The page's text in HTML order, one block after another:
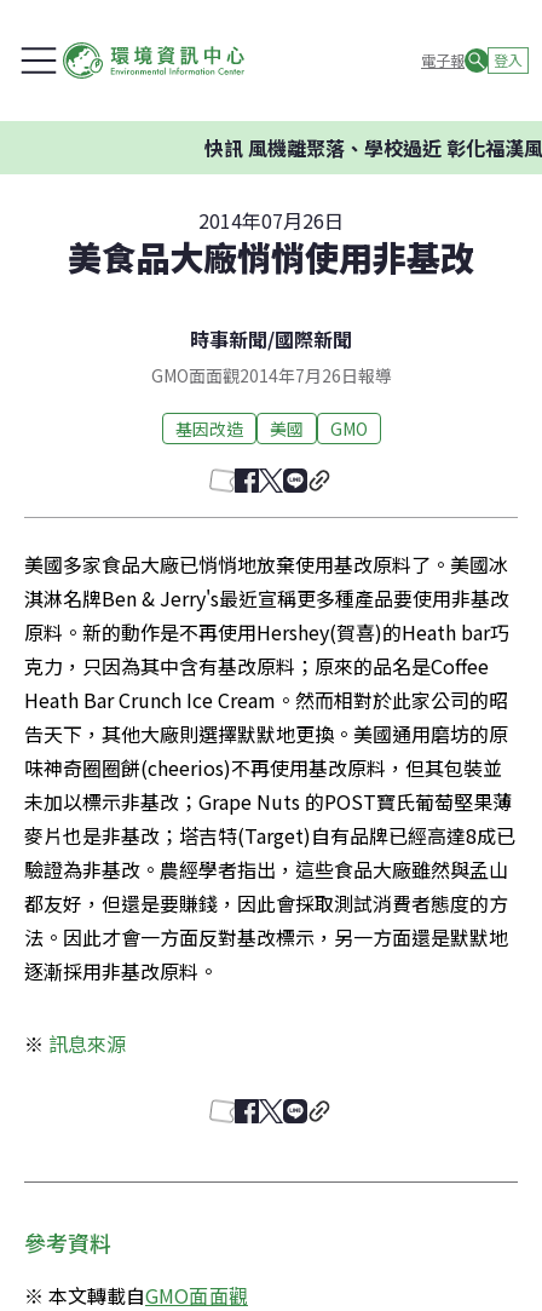
電子報 登入
快訊風機離聚落、學校過近 彰化福漢
2014年07月26日
美食品大廠悄悄使用非基改
時事新聞/國際新聞
GMO面面觀2014年7月26日報導
基因改造 美國 GMO
美國多家食品大廠已悄悄地放棄使用基改原料了。美國冰
淇淋名牌Ben & Jerry's最近宣稱更多種產品要使用非基改
原料。新的動作是不再使用Hershey(賀喜)的Heath bar巧
克力，只因為其中含有基改原料；原來的品名是Coffee
Heath Bar Crunch Ice Cream。然而相對於此家公司的昭
告天下，其他大廠則選擇默默地更換。美國通用磨坊的原
味神奇圈圈餅(cheerios)不再使用基改原料，但其包裝並
未加以標示非基改；Grape Nuts 的POST寶氏葡萄堅果薄
麥片也是非基改；塔吉特(Target)自有品牌已經高達8成已
驗證為非基改。農經學者指出，這些食品大廠雖然與孟山
都友好，但還是要賺錢，因此會採取測試消費者態度的方
法。因此才會一方面反對基改標示，另一方面還是默默地
逐漸採用非基改原料。
※ 訊息來源
參考資料
※ 本文轉載自GMO面面觀